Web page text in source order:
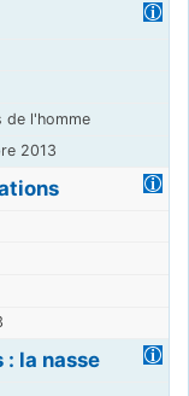
de l'homme
2013
la nasse